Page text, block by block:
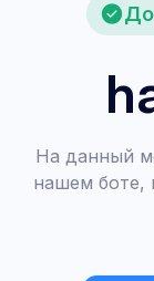
На данный
нашем боте,